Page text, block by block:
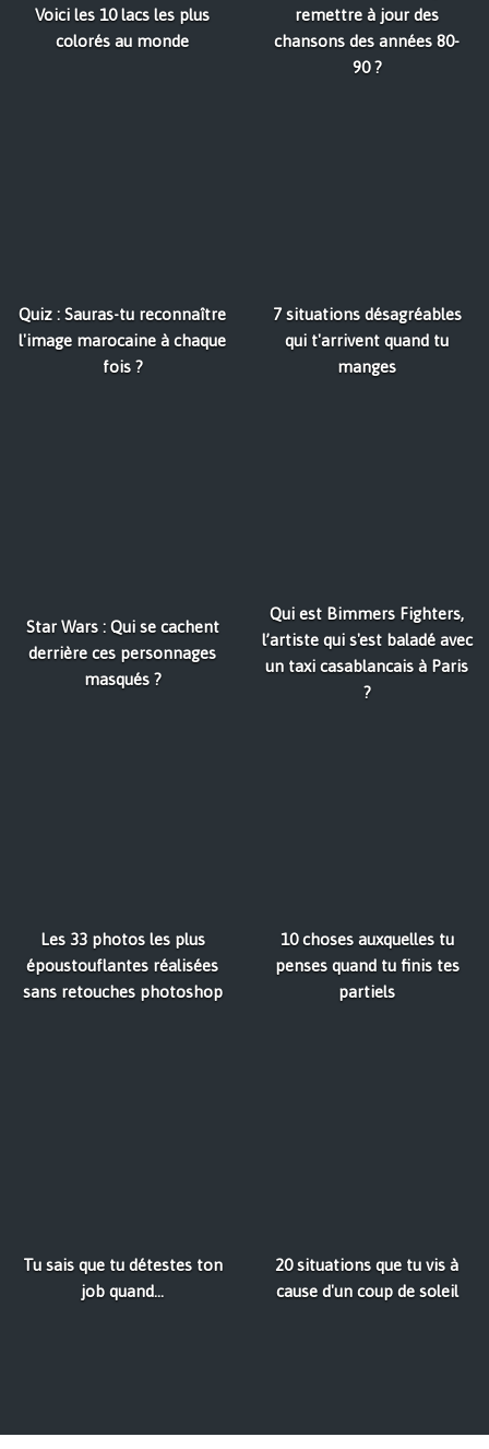
Voici les 10 lacs les plus
colorés au monde
remettre à jour des
chansons des années 80-
90 ?
Quiz : Sauras-tu reconnaître
l'image marocaine à chaque
fois ?
7 situations désagréables
qui t'arrivent quand tu
manges
Star Wars : Qui se cachent
derrière ces personnages
masqués ?
Qui est Bimmers Fighters,
l’artiste qui s'est baladé avec
un taxi casablancais à Paris
?
Les 33 photos les plus
époustouflantes réalisées
sans retouches photoshop
10 choses auxquelles tu
penses quand tu finis tes
partiels
Tu sais que tu détestes ton
job quand...
20 situations que tu vis à
cause d'un coup de soleil